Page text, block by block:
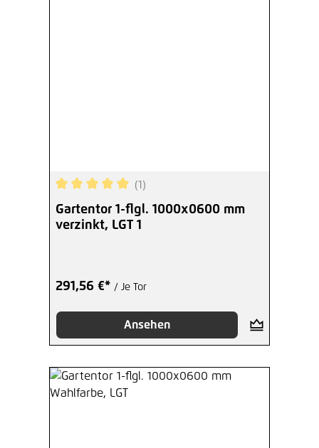
Durchschnittliche Bewertung von 5 von 5
(1)
Gartentor 1-flgl. 1000x0600 mm
verzinkt, LGT 1
291,56 €* / Je Tor
Ansehen